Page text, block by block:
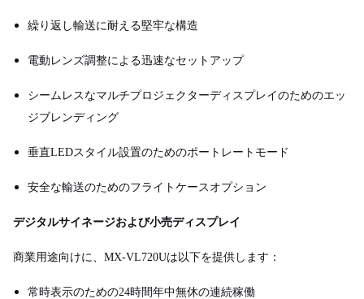
繰り返し輸送に耐える堅牢な構造
電動レンズ調整による迅速なセットアップ
シームレスなマルチプロジェクターディスプレイのためのエッ
ジブレンディング
垂直LEDスタイル設置のためのポートレートモード
安全な輸送のためのフライトケースオプション
デジタルサイネージおよび小売ディスプレイ
商業用途向けに、MX-VL720Uは以下を提供します：
常時表示のための24時間年中無休の連続稼働